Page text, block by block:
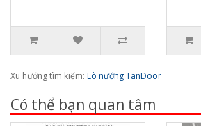
Xu hướng tìm kiếm: Lò nướng TanDoor
Có thể bạn quan tâm